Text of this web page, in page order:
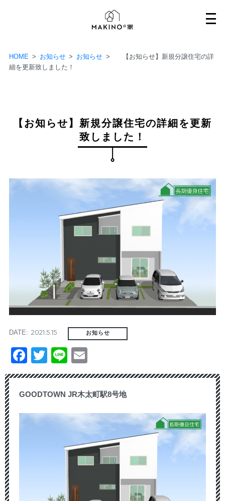
HOME > お知らせ > お知らせ >
【お知らせ】新規分譲住宅の詳
細を更新致しました！
【お知らせ】新規分譲住宅の詳細を更新
致しました！
DATE: 2021.5.15 お知らせ
Facebook
Twitter
Line
GOODTOWN JR木太町駅8号地